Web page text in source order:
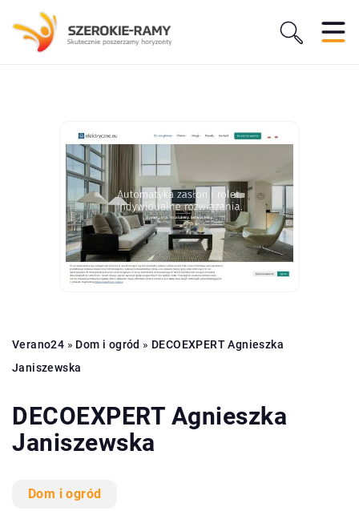
Verano24 » Dom i ogród » DECOEXPERT Agnieszka
Janiszewska
DECOEXPERT Agnieszka
Janiszewska
Dom i ogród